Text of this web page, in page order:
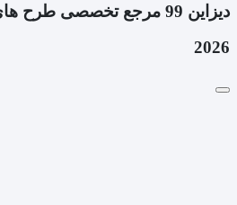
دیزاین 99 مرجع تخصصی طرح های گرافیکی
2026